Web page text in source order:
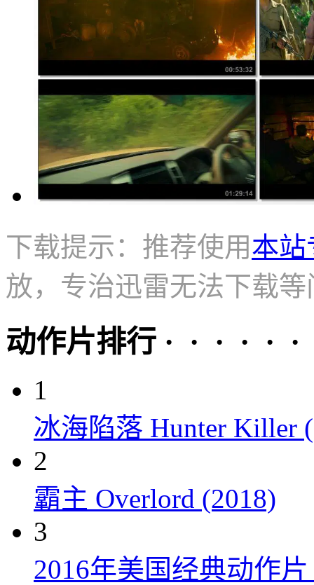
下载提示：推荐使用本站
放，专治迅雷无法下载等
动作片排行 · · · · · ·
1
冰海陷落 Hunter Killer
2
霸主 Overlord (2018)
3
2016年美国经典动作